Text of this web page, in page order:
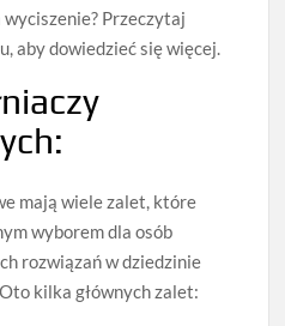
Przeczytaj
aby dowiedzieć się więcej.
mają wiele zalet, które
wyborem dla osób
rozwiązań w dziedzinie
kilka głównych zalet: